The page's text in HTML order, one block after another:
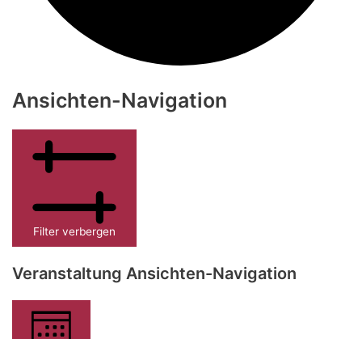
Ansichten-Navigation
Filter verbergen
Veranstaltung Ansichten-Navigation